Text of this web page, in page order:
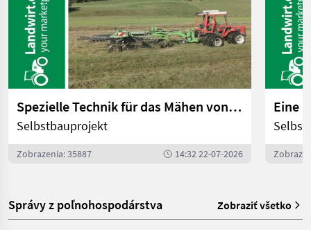
Spezielle Technik für das Mähen von Feuchtwiesen | landwirt.com
Selbstbauprojekt
Zobrazenia: 35887 14:32 22-07-2026
Správy z poľnohospodárstva Zobraziť všetko